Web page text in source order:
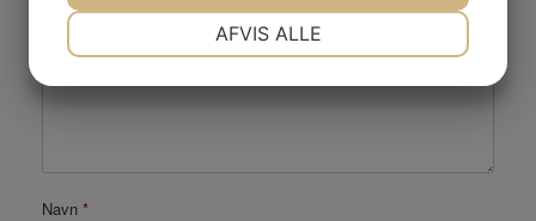
Navn *
AFVIS ALLE